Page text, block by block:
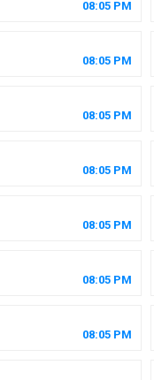
08:05PM
08:05PM
08:05PM
08:05PM
08:05PM
08:05PM
08:05PM